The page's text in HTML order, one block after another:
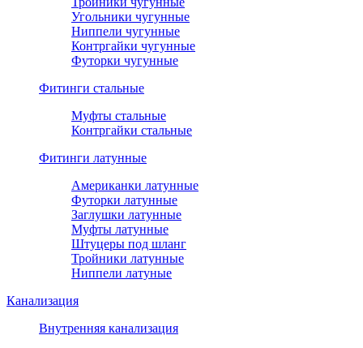
Угольники чугунные
Ниппели чугунные
Контргайки чугунные
Футорки чугунные
Фитинги стальные
Муфты стальные
Контргайки стальные
Фитинги латунные
Американки латунные
Футорки латунные
Заглушки латунные
Муфты латунные
Штуцеры под шланг
Тройники латунные
Ниппели латуные
Канализация
Внутренняя канализация